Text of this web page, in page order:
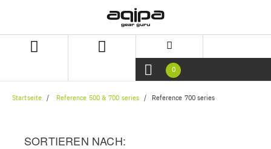
0
Startseite Reference 500 & 700 series Reference 700 series
SORTIEREN NACH: